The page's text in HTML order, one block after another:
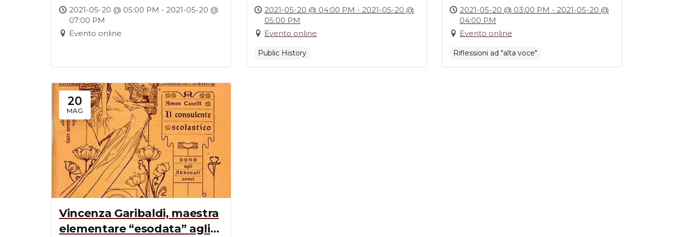
Italia (Viella, Roma 2020)
2021-05-20 @ 05:00 PM - 2021-05-20 @
07:00 PM
Evento online
Italiana) in tre contesti
particolari
2021-05-20 @ 04:00 PM - 2021-05-20 @
05:00 PM
Evento online
Public History
Canossa e delle Figlie della
Carità
2021-05-20 @ 03:00 PM - 2021-05-20 @
04:00 PM
Evento online
Riflessioni ad "alta voce"
20
MAG
Vincenza Garibaldi, maestra
elementare “esodata” agli